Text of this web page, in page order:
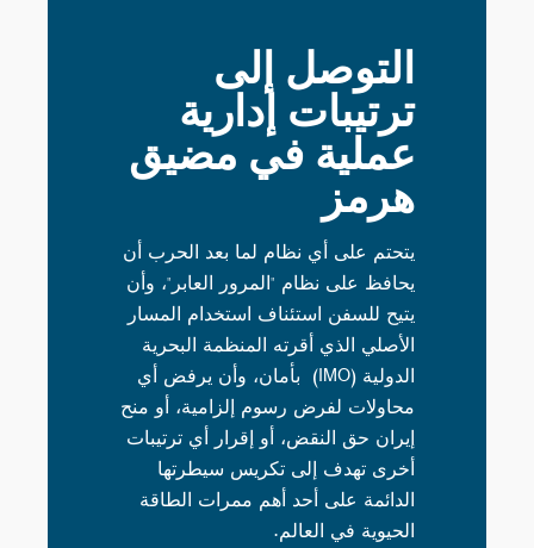
التوصل إلى
ترتيبات إدارية
عملية في مضيق
هرمز
يتحتم على أي نظام لما بعد الحرب أن
يحافظ على نظام "المرور العابر"، وأن
يتيح للسفن استئناف استخدام المسار
الأصلي الذي أقرته المنظمة البحرية
الدولية (IMO) بأمان، وأن يرفض أي
محاولات لفرض رسوم إلزامية، أو منح
إيران حق النقض، أو إقرار أي ترتيبات
أخرى تهدف إلى تكريس سيطرتها
الدائمة على أحد أهم ممرات الطاقة
الحيوية في العالم.